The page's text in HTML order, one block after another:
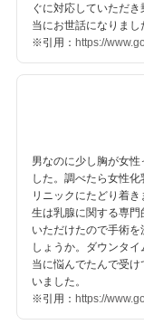
ぐに対応していただ
当にお世話になりまし
※引用： https://
男なのに少し胸が女
した。調べたら女性
リニックにたどり着
生は乳腺に関する専
いただけたので手術
しょうか。ダウンタ
当に悩んでたんで受
いました。
※引用： https://